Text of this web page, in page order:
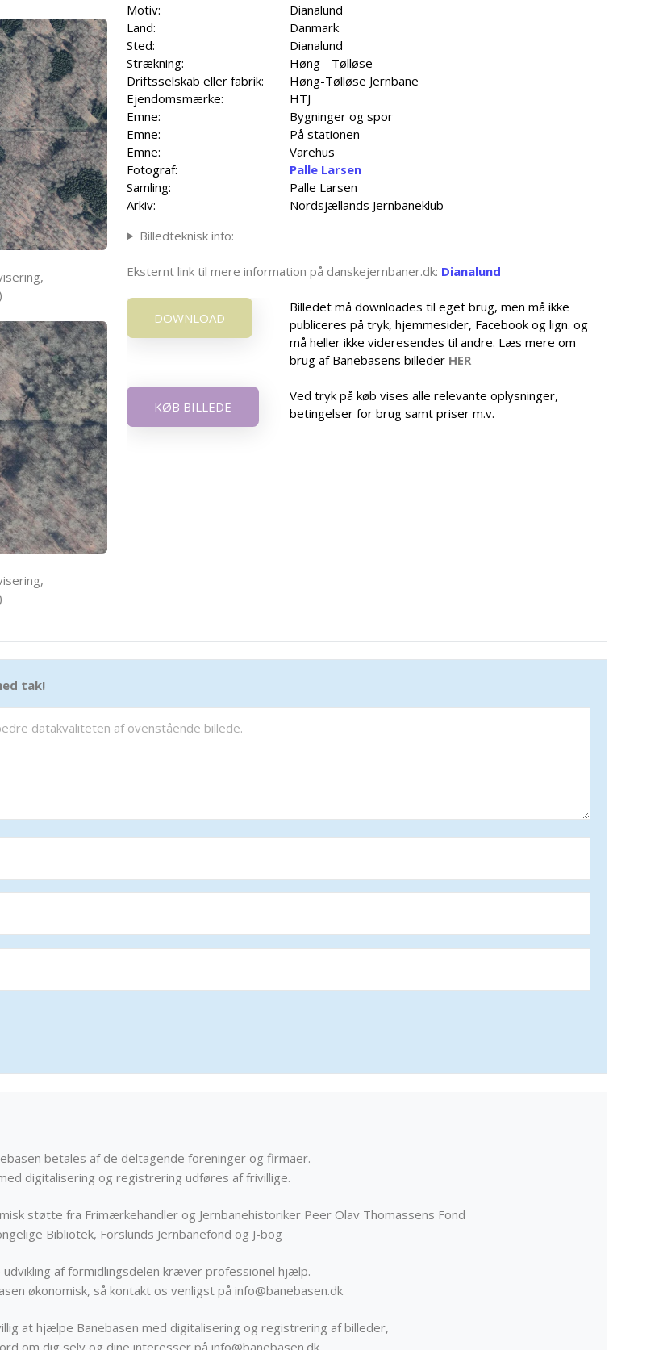
Motiv:
Dianalund
Land:
Danmark
Sted:
Dianalund
Strækning:
Høng - Tølløse
Driftsselskab eller fabrik:
Høng-Tølløse Jernbane
Ejendomsmærke:
HTJ
Emne:
Bygninger og spor
Emne:
På stationen
Emne:
Varehus
Fotograf:
Palle Larsen
Samling:
Palle Larsen
Arkiv:
Nordsjællands Jernbaneklub
Billedteknisk info:
Eksternt link til mere information på danskejernbaner.dk: Dianalund
DOWNLOAD
Billedet må downloades til eget brug, men må ikke
publiceres på tryk, hjemmesider, Facebook og lign. og
må heller ikke videresendes til andre. Læs mere om
brug af Banebasens billeder HER
KØB BILLEDE
Ved tryk på køb vises alle relevante oplysninger,
betingelser for brug samt priser m.v.
tak!
betales af de deltagende foreninger og firmaer.
digitalisering og registrering udføres af frivillige.
støtte fra Frimærkehandler og Jernbanehistoriker Peer Olav Thomassens Fond
Bibliotek, Forslunds Jernbanefond og J-bog
af formidlingsdelen kræver professionel hjælp.
økonomisk, så kontakt os venligst på info@banebasen.dk
at hjælpe Banebasen med digitalisering og registrering af billeder,
om dig selv og dine interesser på info@banebasen.dk